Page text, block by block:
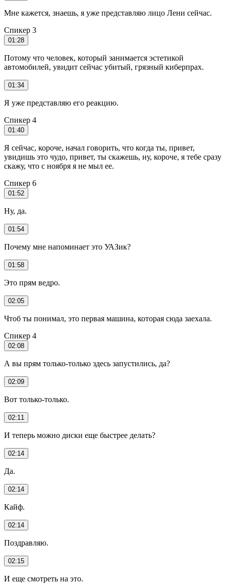
Мне кажется, знаешь, я уже представляю лицо Лени сейчас.
Спикер 3
01:28
Потому что человек, который занимается эстетикой
автомобилей, увидит сейчас убитый, грязный киберпрах.
01:34
Я уже представляю его реакцию.
Спикер 4
01:40
Я сейчас, короче, начал говорить, что когда ты, привет,
увидишь это чудо, привет, ты скажешь, ну, короче, я тебе сразу
скажу, что с ноября я не мыл ее.
Спикер 6
01:52
Ну, да.
01:54
Почему мне напоминает это УАЗик?
01:58
Это прям ведро.
02:05
Чтоб ты понимал, это первая машина, которая сюда заехала.
Спикер 4
02:08
А вы прям только-только здесь запустились, да?
02:09
Вот только-только.
02:11
И теперь можно диски еще быстрее делать?
02:14
Да.
02:14
Кайф.
02:14
Поздравляю.
02:15
И еще смотреть на это.